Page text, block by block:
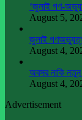
‘জুলাই গণ-
August 5,
জুলাই
August 4,
অবসর নাকি নতুন
August 4,
Advertisement